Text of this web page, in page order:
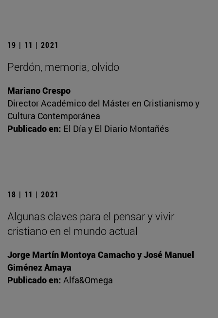
19 | 11 | 2021
Perdón, memoria, olvido
Mariano Crespo
Director Académico del Máster en Cristianismo y
Cultura Contemporánea
Publicado en: El Día y El Diario Montañés
18 | 11 | 2021
Algunas claves para el pensar y vivir
cristiano en el mundo actual
Jorge Martín Montoya Camacho y José Manuel
Giménez Amaya
Publicado en: Alfa&Omega